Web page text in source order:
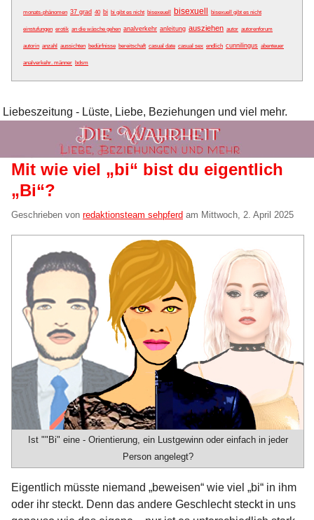
monats-phänomen 37 grad 40 bi bi gibt es nicht bisexeuell bisexuell bisexuell gibt es nicht
einstufungen erotik an die wäsche gehen analverkehr anleitung ausziehen autor autorenforum
autorin anzahl aussichten bedürfnisse bereitschaft casual date casual sex endlich cunnilingus abenteuer
analverkehr. männer bdsm
Liebeszeitung - Lüste, Liebe, Beziehungen und viel mehr.
Mit wie viel „bi“ bist du eigentlich
„Bi“?
Geschrieben von redaktionsteam sehpferd am Mittwoch, 2. April 2025
Ist ""Bi" eine - Orientierung, ein Lustgewinn oder einfach in jeder
Person angelegt?
Eigentlich müsste niemand „beweisen“ wie viel „bi“ in ihm
oder ihr steckt. Denn das andere Geschlecht steckt in uns